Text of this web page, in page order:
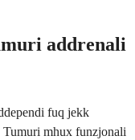
addrenali
fuq jekk
mhux funzjonali